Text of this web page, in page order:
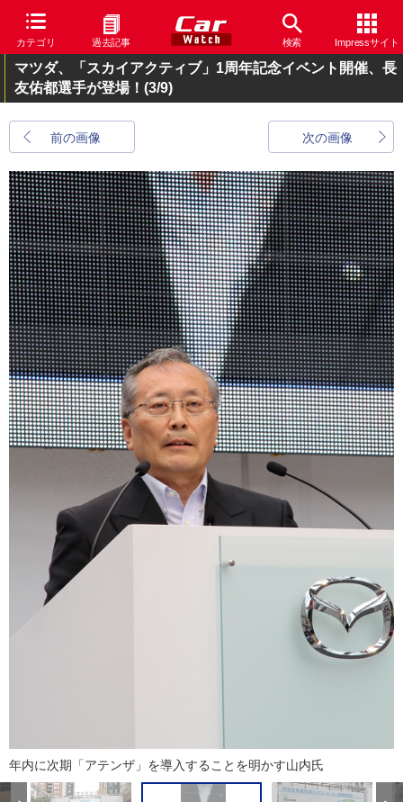
カテゴリ 過去記事 検索 Impressサイト
マツダ、「スカイアクティブ」1周年記念イベント開催、長
友佑都選手が登場！ (3/9)
前の画像 次の画像
年内に次期「アテンザ」を導入することを明かす山内氏